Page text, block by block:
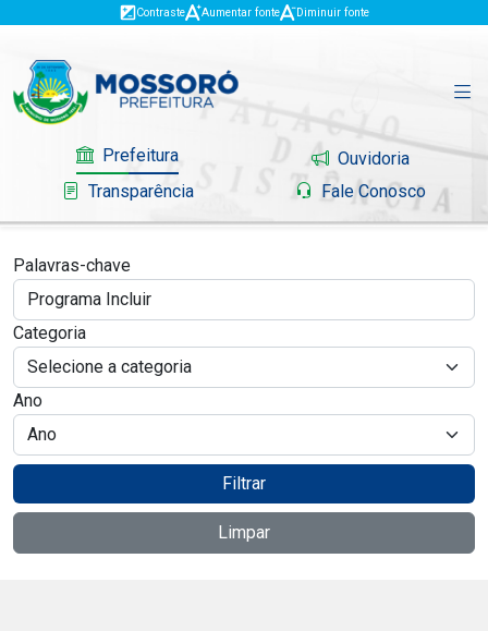
Contraste Aumentar fonte Diminuir fonte
Prefeitura
Ouvidoria
Transparência
Fale Conosco
Governo
Mossoró
Serviços
Portal do Contribuinte
Notícias
Palavras-chave
Categoria
Ano
Filtrar
Limpar